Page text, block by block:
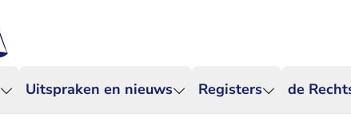
Uitspraken en nieuws Registers de